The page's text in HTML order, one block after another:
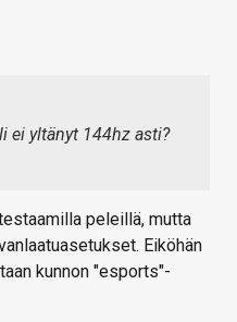
ei yltänyt 144hz asti?
peleillä, mutta
Eiköhän
kunnon "esports"-